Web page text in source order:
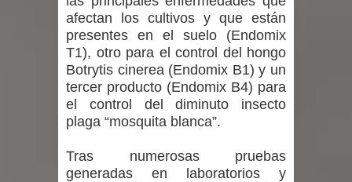
afectan los cultivos y que están
presentes en el suelo (Endomix
T1), otro para el control del hongo
Botrytis cinerea (Endomix B1) y un
tercer producto (Endomix B4) para
el control del diminuto insecto
plaga “mosquita blanca”.
Tras numerosas pruebas
generadas en laboratorios y